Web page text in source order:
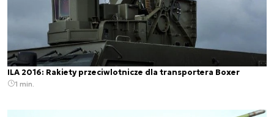
ILA 2016: Rakiety przeciwlotnicze dla transportera Boxer
1 min.